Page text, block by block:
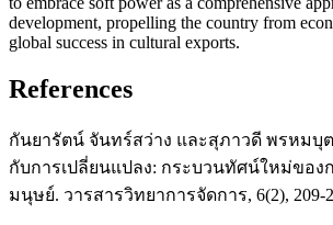
development, propelling the country from
global success in cultural exports.
References
กันยารัตน์ จันทร์สว่าง และสุภาวดี พรหมบุ
กับการเปลี่ยนแปลง: กระบวนทัศน์ใหม่ของ
มนุษย์. วารสารวิทยาการจัดการ, 6(2), 209-